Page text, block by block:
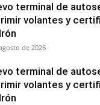
terminal de
volantes y
de 2026
terminal de
volantes y